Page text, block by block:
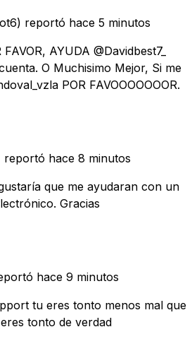
reportó hace 5 minutos
AYUDA @Davidbest7_
O Muchisimo Mejor, Si me
POR FAVOOOOOOOR.
reportó hace 8 minutos
que me ayudaran con un
Gracias
hace 9 minutos
tu eres tonto menos mal que
tonto de verdad